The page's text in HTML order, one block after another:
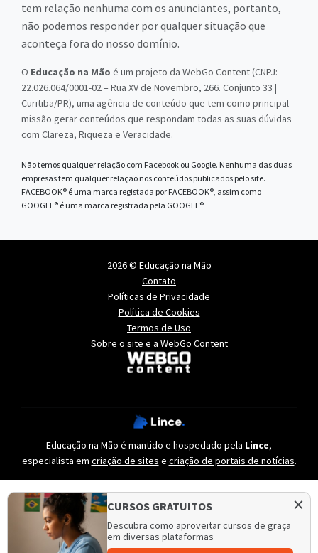
CURSOS GRATUITOS
Descubra como aproveitar cursos de graça
em diversas plataformas
×
tem relação nenhuma com os anunciantes, portanto,
não podemos responder por qualquer situação que
aconteça fora do nosso domínio.
O Educação na Mão é um projeto da WebGo Content (CNPJ:
22.026.064/0001-02 – Rua XV de Novembro, 266. Conjunto 33 |
Curitiba/PR), uma agência de conteúdo que tem como principal
missão gerar conteúdos que respondam todas as suas dúvidas
com Clareza, Riqueza e Veracidade.
Não temos qualquer relação com Facebook ou Google. Nenhuma das duas
empresas tem qualquer relação nos conteúdos publicados pelo site.
FACEBOOK® é uma marca registada por FACEBOOK®, assim como
GOOGLE® é uma marca registrada pela GOOGLE®
2026 © Educação na Mão
Contato
Políticas de Privacidade
Política de Cookies
Termos de Uso
Sobre o site e a WebGo Content
Educação na Mão é mantido e hospedado pela Lince,
especialista em criação de sites e criação de portais de notícias.